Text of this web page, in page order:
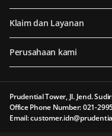
Klaim dan Layanan
Perusahaan kami
Prudential Tower, Jl. Jend.
Office Phone Number: 021-
Email: